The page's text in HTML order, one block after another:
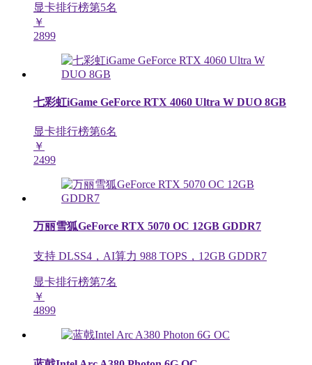
显卡排行榜第5名
￥
2899
七彩虹iGame GeForce RTX 4060 Ultra W DUO 8GB
显卡排行榜第6名
￥
2499
万丽雪狐GeForce RTX 5070 OC 12GB GDDR7
支持 DLSS4，AI算力 988 TOPS，12GB GDDR7
显卡排行榜第7名
￥
4899